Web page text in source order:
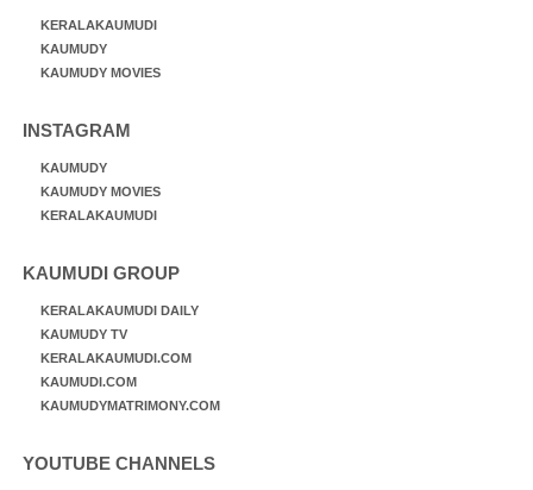
KERALAKAUMUDI
KAUMUDY
KAUMUDY MOVIES
INSTAGRAM
KAUMUDY
KAUMUDY MOVIES
KERALAKAUMUDI
KAUMUDI GROUP
KERALAKAUMUDI DAILY
KAUMUDY TV
KERALAKAUMUDI.COM
KAUMUDI.COM
KAUMUDYMATRIMONY.COM
YOUTUBE CHANNELS